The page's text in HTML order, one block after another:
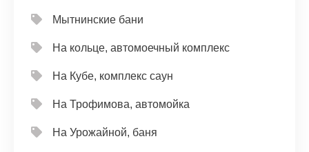
Мытнинские бани
На кольце, автомоечный комплекс
На Кубе, комплекс саун
На Трофимова, автомойка
На Урожайной, баня